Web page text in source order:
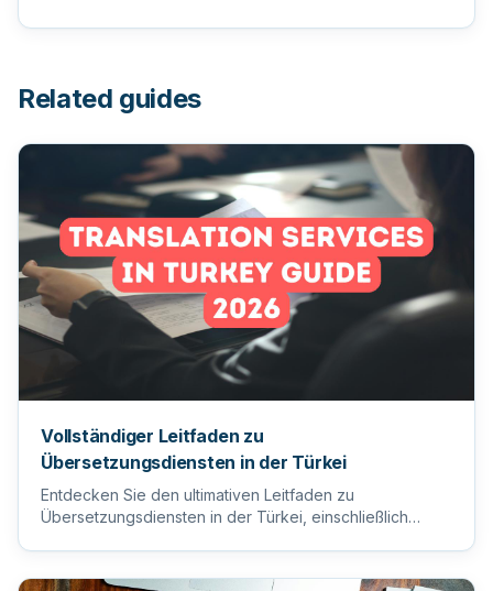
Related guides
Vollständiger Leitfaden zu
Übersetzungsdiensten in der Türkei
Entdecken Sie den ultimativen Leitfaden zu
Übersetzungsdiensten in der Türkei, einschließlich